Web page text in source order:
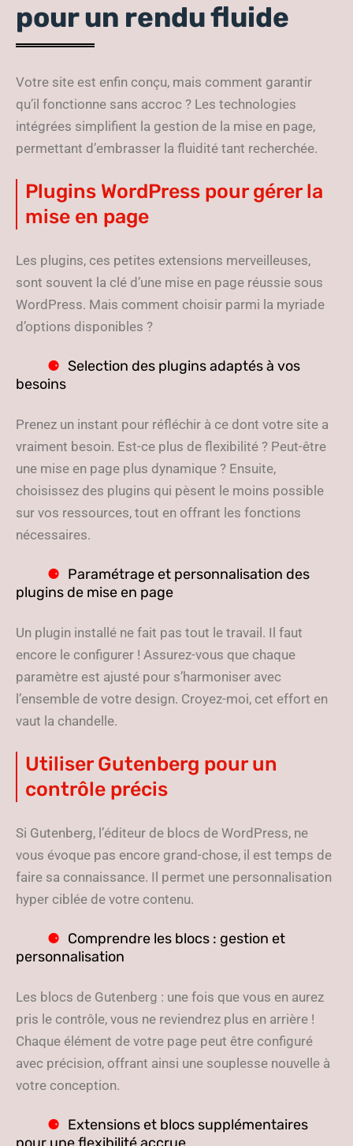
pour un rendu fluide
Votre site est enfin conçu, mais comment garantir
qu’il fonctionne sans accroc ? Les technologies
intégrées simplifient la gestion de la mise en page,
permettant d’embrasser la fluidité tant recherchée.
Plugins WordPress pour gérer la
mise en page
Les plugins, ces petites extensions merveilleuses,
sont souvent la clé d’une mise en page réussie sous
WordPress. Mais comment choisir parmi la myriade
d’options disponibles ?
Selection des plugins adaptés à vos
besoins
Prenez un instant pour réfléchir à ce dont votre site a
vraiment besoin. Est-ce plus de flexibilité ? Peut-être
une mise en page plus dynamique ? Ensuite,
choisissez des plugins qui pèsent le moins possible
sur vos ressources, tout en offrant les fonctions
nécessaires.
Paramétrage et personnalisation des
plugins de mise en page
Un plugin installé ne fait pas tout le travail. Il faut
encore le configurer ! Assurez-vous que chaque
paramètre est ajusté pour s’harmoniser avec
l’ensemble de votre design. Croyez-moi, cet effort en
vaut la chandelle.
Utiliser Gutenberg pour un
contrôle précis
Si Gutenberg, l’éditeur de blocs de WordPress, ne
vous évoque pas encore grand-chose, il est temps de
faire sa connaissance. Il permet une personnalisation
hyper ciblée de votre contenu.
Comprendre les blocs : gestion et
personnalisation
Les blocs de Gutenberg : une fois que vous en aurez
pris le contrôle, vous ne reviendrez plus en arrière !
Chaque élément de votre page peut être configuré
avec précision, offrant ainsi une souplesse nouvelle à
votre conception.
Extensions et blocs supplémentaires